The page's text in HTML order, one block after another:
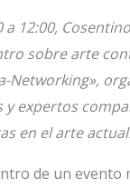
12:00,
sobre arte
Networking»,
expertos
en el arte actual.
de un evento